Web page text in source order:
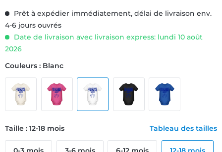
Prêt à expédier immédiatement, délai de livraison env.
4-6 jours ouvrés
Date de livraison avec livraison express: lundi 10 août
2026
Couleurs : Blanc
Taille : 12-18 mois Tableau des tailles